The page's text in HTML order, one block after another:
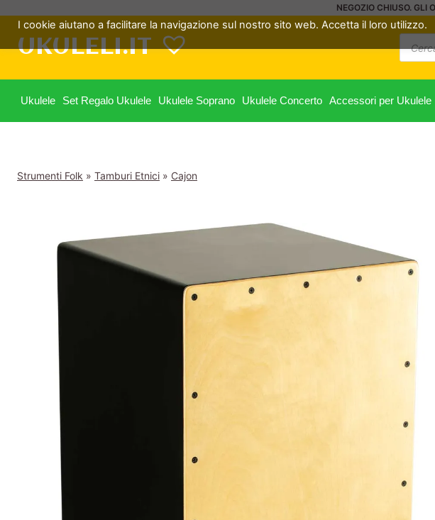
contenuto
NEGOZIO CHIUSO. GLI
UKULELI.IT
Ricerca
Ukulele Set Regalo Ukulele Ukulele Soprano Ukulele Concerto Accessori per Ukulele
Strumenti Folk » Tamburi Etnici » Cajon
I cookie aiutano a facilitare la navigazione sul nostro sito web. Accetta il loro utilizzo.